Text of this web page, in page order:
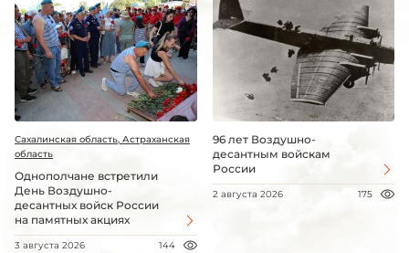
Сахалинская область, Астраханская
область
Однополчане встретили
День Воздушно-
десантных войск России
на памятных акциях
3 августа 2026 144
96 лет Воздушно-
десантным войскам
России
2 августа 2026 175